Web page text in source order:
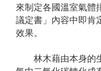
意
見
信
來制定各國溫室氣體
議定書」內容中即肯
效果。
林木藉由本身的生